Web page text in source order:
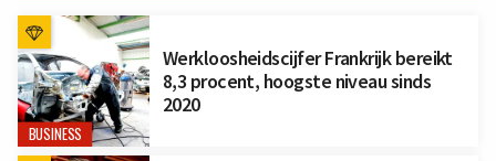
BUSINESS
Werkloosheidscijfer Frankrijk bereikt
8,3 procent, hoogste niveau sinds
2020